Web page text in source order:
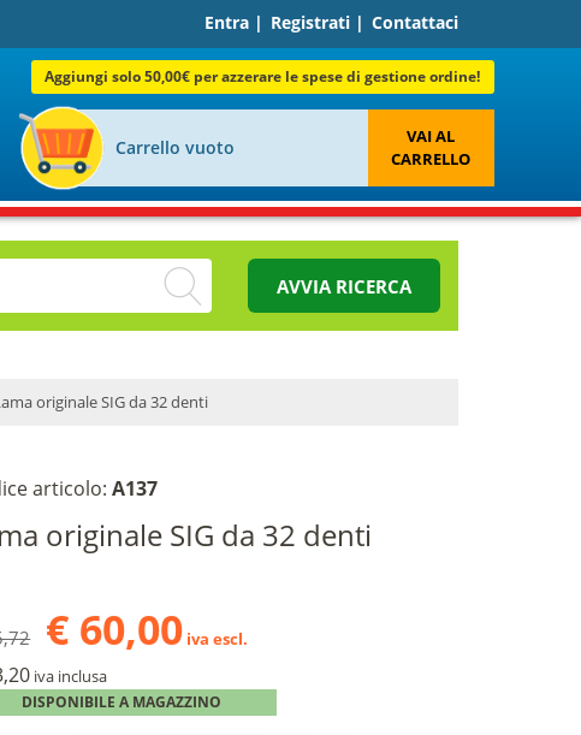
Entra| Registrati| Contattaci
Aggiungi solo 50,00€ per azzerare le spese di gestione ordine!
Carrello vuoto
VAI AL
CARRELLO
AVVIA RICERCA
originale SIG da 32 denti
articolo:A137
originale SIG da 32 denti
€ 60,00 iva escl.
iva inclusa
DISPONIBILE A MAGAZZINO